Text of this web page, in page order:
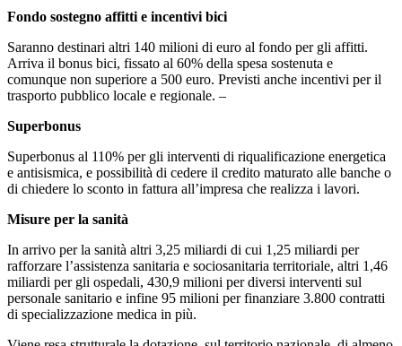
Fondo sostegno affitti e incentivi bici
Saranno destinari altri 140 milioni di euro al fondo per gli affitti.
Arriva il bonus bici, fissato al 60% della spesa sostenuta e
comunque non superiore a 500 euro. Previsti anche incentivi per il
trasporto pubblico locale e regionale. –
Superbonus
Superbonus al 110% per gli interventi di riqualificazione energetica
e antisismica, e possibilità di cedere il credito maturato alle banche o
di chiedere lo sconto in fattura all’impresa che realizza i lavori.
Misure per la sanità
In arrivo per la sanità altri 3,25 miliardi di cui 1,25 miliardi per
rafforzare l’assistenza sanitaria e sociosanitaria territoriale, altri 1,46
miliardi per gli ospedali, 430,9 milioni per diversi interventi sul
personale sanitario e infine 95 milioni per finanziare 3.800 contratti
di specializzazione medica in più.